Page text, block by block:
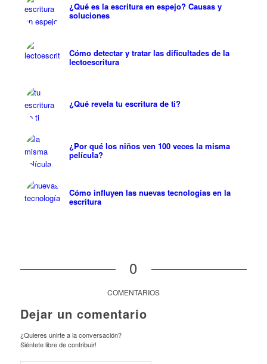
¿Qué es la escritura en espejo? Causas y
soluciones
Cómo detectar y tratar las dificultades de la
lectoescritura
¿Qué revela tu escritura de ti?
¿Por qué los niños ven 100 veces la misma
película?
Cómo influyen las nuevas tecnologías en la
escritura
0
COMENTARIOS
Dejar un comentario
¿Quieres unirte a la conversación?
Siéntete libre de contribuir!